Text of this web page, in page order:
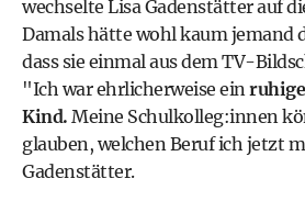
wechselte Lisa Gadenstätter auf
Damals hätte wohl kaum jemand
dass sie einmal aus dem TV-
"Ich war ehrlicherweise ein
Kind. Meine Schulkolleg:innen
glauben, welchen Beruf ich jetzt
Gadenstätter.